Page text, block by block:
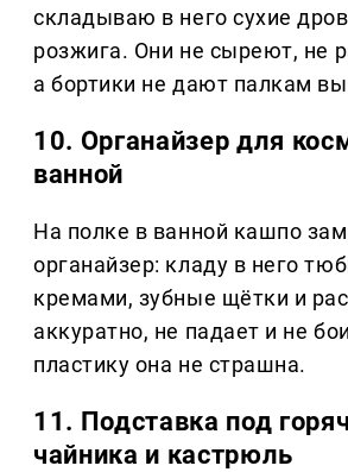
складываю в него сухие
розжига. Они не сыреют, не
а бортики не дают палкам
10. Органайзер для
ванной
На полке в ванной кашпо
органайзер: кладу в него
кремами, зубные щётки и
аккуратно, не падает и не
пластику она не страшна.
11. Подставка под
чайника и кастрюль